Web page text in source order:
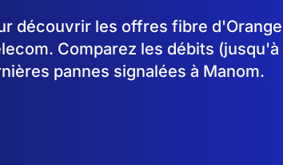
découvrir les offres fibre
Comparez les débits (jusqu'à
pannes signalées à Manom.